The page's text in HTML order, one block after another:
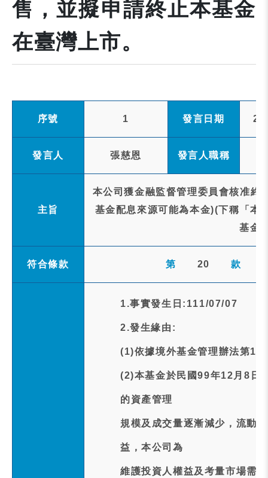
售，並擬申請終止本基金
在臺灣上市。
序號 1 發言日期
發言人 張慈恩 發言人職稱
主旨
本公司獲金融監督管理委員會核准終
基金配息來源可能為本金)(下稱「本
基金
符合條款 第 20 款
1.事實發生日:111/07/07
2.發生緣由:
(1)依據境外基金管理辦法第12
(2)本基金於民國99年12月8日
的資產管理
規模及成交量逐漸減少，流動
益，本公司為
維護投資人權益及考量市場需